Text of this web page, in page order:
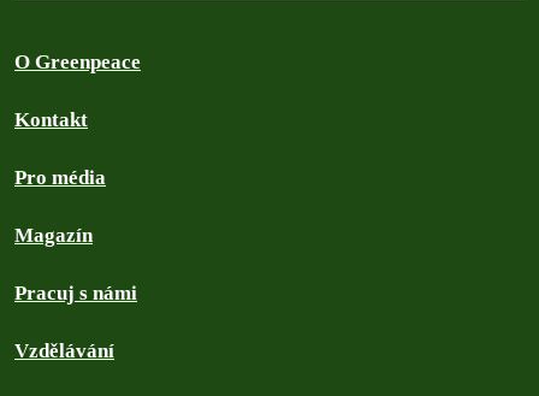
O Greenpeace
Kontakt
Pro média
Magazín
Pracuj s námi
Vzdělávání